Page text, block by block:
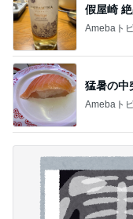
假屋崎
Amebaト
猛暑の中
Amebaト